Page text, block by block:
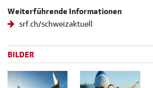
Weiterführende Informationen
srf.ch/schweizaktuell
BILDER